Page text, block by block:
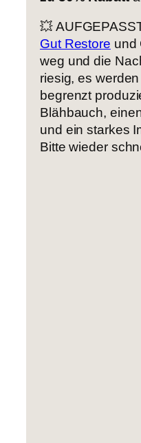
💥
Gut Restore und
weg und die
riesig, es
begrenzt
Blähbauch,
und ein starkes
Bitte wieder